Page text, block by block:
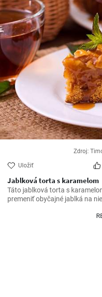
Zdroj:
Uložiť
Jablková torta s karamelom
Táto jablková torta s
premeniť obyčajné jablká na